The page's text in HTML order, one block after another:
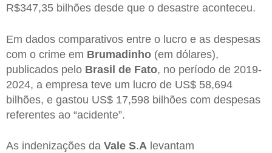
R$347,35 bilhões desde que o desastre aconteceu.
Em dados comparativos entre o lucro e as despesas
com o crime em Brumadinho (em dólares),
publicados pelo Brasil de Fato, no período de 2019-
2024, a empresa teve um lucro de US$ 58,694
bilhões, e gastou US$ 17,598 bilhões com despesas
referentes ao “acidente”.
As indenizações da Vale S.A levantam